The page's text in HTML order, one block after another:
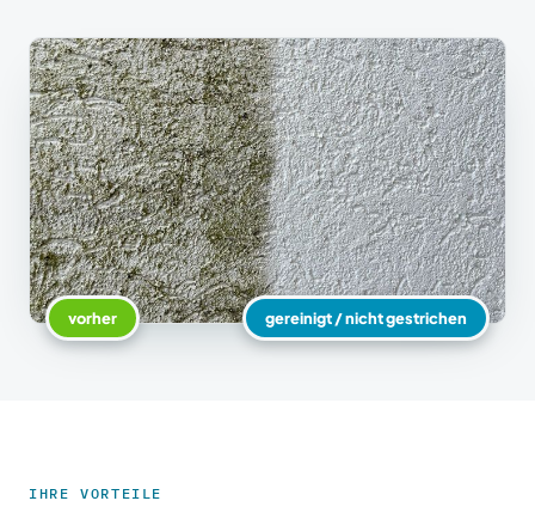
vorher gereinigt / nicht gestrichen
IHRE VORTEILE